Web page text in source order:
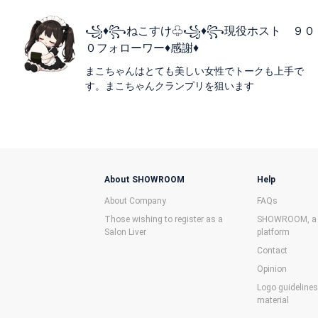
꧁♦꧂ねこすけ♧꧁♦꧂現役ホスト ９０
０フォローワー♦感謝♦
まこちゃんはとても美しい女性でトークも上手で
す。まこちゃんクランプリを狙います
About SHOWROOM
About Company
Those wishing to register as a
Salon Liver
Help
FAQs
SHOWROOM,
platform
Contact
Opinion
Logo
material